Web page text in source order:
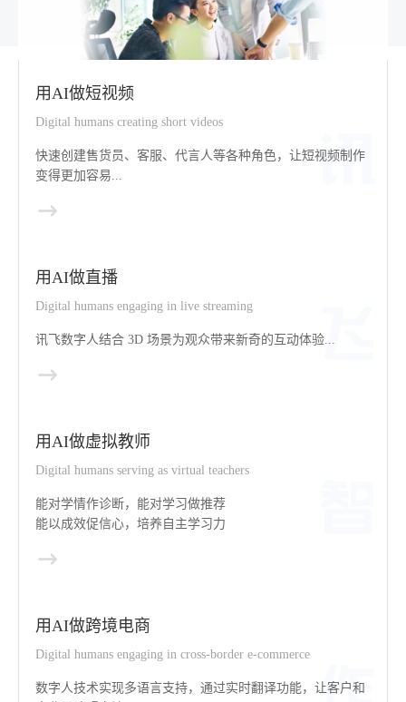
用AI做短视频
Digital humans creating short videos
快速创建售货员、客服、代言人等各种角色，让短视频制作
变得更加容易...
用AI做直播
Digital humans engaging in live streaming
讯飞数字人结合 3D 场景为观众带来新奇的互动体验...
用AI做虚拟教师
Digital humans serving as virtual teachers
能对学情作诊断，能对学习做推荐
能以成效促信心，培养自主学习力
用AI做跨境电商
Digital humans engaging in cross-border e-commerce
数字人技术实现多语言支持，通过实时翻译功能，让客户和